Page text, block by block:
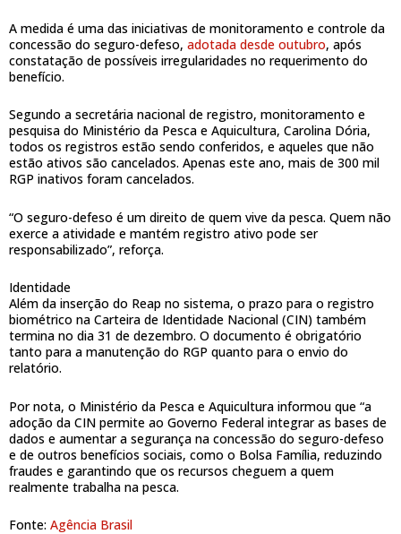
A medida é uma das iniciativas de monitoramento e controle da
concessão do seguro-defeso, adotada desde outubro, após
constatação de possíveis irregularidades no requerimento do
benefício.
Segundo a secretária nacional de registro, monitoramento e
pesquisa do Ministério da Pesca e Aquicultura, Carolina Dória,
todos os registros estão sendo conferidos, e aqueles que não
estão ativos são cancelados. Apenas este ano, mais de 300 mil
RGP inativos foram cancelados.
“O seguro-defeso é um direito de quem vive da pesca. Quem não
exerce a atividade e mantém registro ativo pode ser
responsabilizado”, reforça.
Identidade
Além da inserção do Reap no sistema, o prazo para o registro
biométrico na Carteira de Identidade Nacional (CIN) também
termina no dia 31 de dezembro. O documento é obrigatório
tanto para a manutenção do RGP quanto para o envio do
relatório.
Por nota, o Ministério da Pesca e Aquicultura informou que “a
adoção da CIN permite ao Governo Federal integrar as bases de
dados e aumentar a segurança na concessão do seguro-defeso
e de outros benefícios sociais, como o Bolsa Família, reduzindo
fraudes e garantindo que os recursos cheguem a quem
realmente trabalha na pesca.
Fonte: Agência Brasil